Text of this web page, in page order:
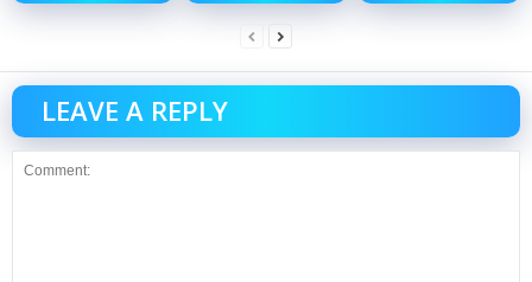
LEAVE A REPLY